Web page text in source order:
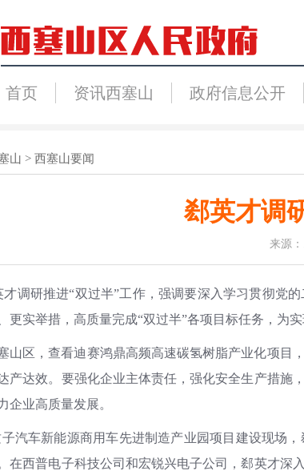
首页 资讯西塞山 政府信息公开
山 > 西塞山要闻
郄英才调
来源
才调研推进“双过半”工作，强调要深入学习贯彻党
更实举措，高质量完成“双过半”各项目标任务，为
山区，查看迪赛鸿鼎高频高速碳氢树脂产业化项
产达效。要强化企业主体责任，强化安全生产措
企业高质量发展。
子汽车新能源商用车先进制造产业园项目建设现场
在西普电子科技公司和宏锐兴电子公司，郄英才